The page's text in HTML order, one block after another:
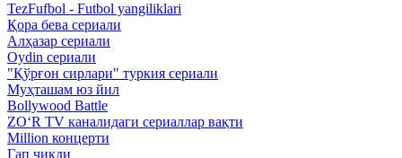
TezFufbol - Futbol yangiliklari
Қора бева сериали
Алҳазар сериали
Oydin сериали
"Қўрғон сирлари" туркия сериали
Муҳташам юз йил
Bollywood Battle
ZO‘R TV каналидаги сериаллар вақти
Million концерти
Гап чиқди